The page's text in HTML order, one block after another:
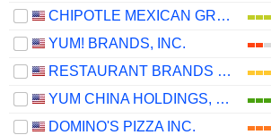
CHIPOTLE MEXICAN GRILL, INC.
YUM! BRANDS, INC.
RESTAURANT BRANDS INTERNATIONAL INC.
YUM CHINA HOLDINGS, INC.
DOMINO'S PIZZA INC.